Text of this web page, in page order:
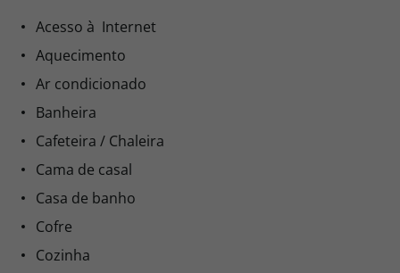
Acesso à Internet
Aquecimento
Ar condicionado
Banheira
Cafeteira / Chaleira
Cama de casal
Casa de banho
Cofre
Cozinha